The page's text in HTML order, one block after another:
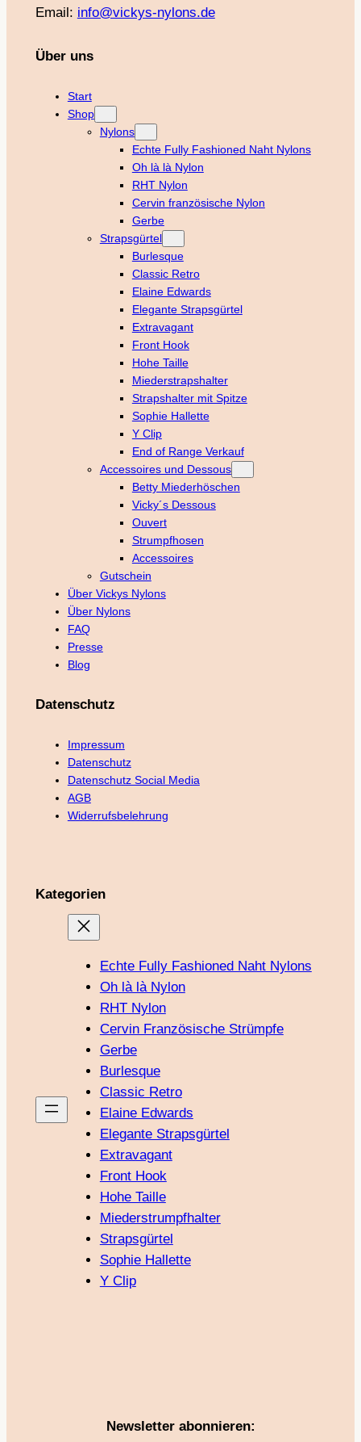
Email: info@vickys-nylons.de
Über uns
Start
Shop
Nylons
Echte Fully Fashioned Naht Nylons
Oh là là Nylon
RHT Nylon
Cervin französische Nylon
Gerbe
Strapsgürtel
Burlesque
Classic Retro
Elaine Edwards
Elegante Strapsgürtel
Extravagant
Front Hook
Hohe Taille
Miederstrapshalter
Strapshalter mit Spitze
Sophie Hallette
Y Clip
End of Range Verkauf
Accessoires und Dessous
Betty Miederhöschen
Vicky´s Dessous
Ouvert
Strumpfhosen
Accessoires
Gutschein
Über Vickys Nylons
Über Nylons
FAQ
Presse
Blog
Datenschutz
Impressum
Datenschutz
Datenschutz Social Media
AGB
Widerrufsbelehrung
Kategorien
Echte Fully Fashioned Naht Nylons
Oh là là Nylon
RHT Nylon
Cervin Französische Strümpfe
Gerbe
Burlesque
Classic Retro
Elaine Edwards
Elegante Strapsgürtel
Extravagant
Front Hook
Hohe Taille
Miederstrumpfhalter
Strapsgürtel
Sophie Hallette
Y Clip
Newsletter abonnieren: